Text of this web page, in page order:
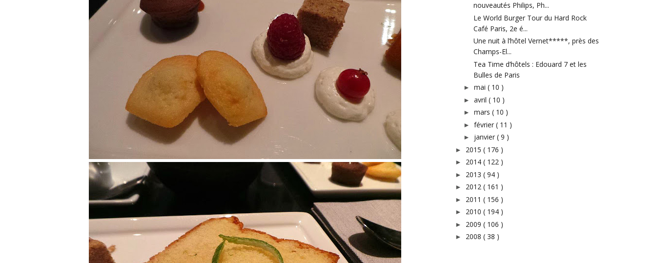
nouveautés Philips, Ph...
Le World Burger Tour du Hard Rock
Café Paris, 2e é...
Une nuit à l’hôtel Vernet*****, près des
Champs-El...
Tea Time d’hôtels : Edouard 7 et les
Bulles de Paris
► mai ( 10 )
► avril ( 10 )
► mars ( 10 )
► février ( 11 )
► janvier ( 9 )
► 2015 ( 176 )
► 2014 ( 122 )
► 2013 ( 94 )
► 2012 ( 161 )
► 2011 ( 156 )
► 2010 ( 194 )
► 2009 ( 106 )
► 2008 ( 38 )